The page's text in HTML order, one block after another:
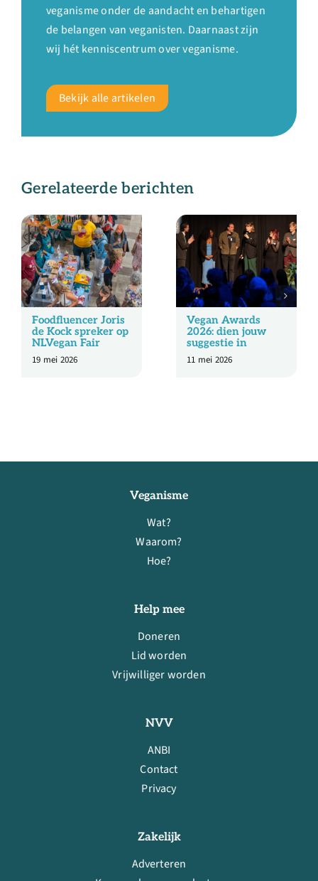
veganisme onder de aandacht en behartigen
de belangen van veganisten. Daarnaast zijn
wij hét kenniscentrum over veganisme.
Bekijk alle artikelen
Gerelateerde berichten
Foodfluencer Joris
de Kock spreker op
NLVegan Fair
19 mei 2026
Vegan Awards
2026: dien jouw
suggestie in
11 mei 2026
Veganisme
Wat?
Waarom?
Hoe?
Help mee
Doneren
Lid worden
Vrijwilliger worden
NVV
ANBI
Contact
Privacy
Zakelijk
Adverteren